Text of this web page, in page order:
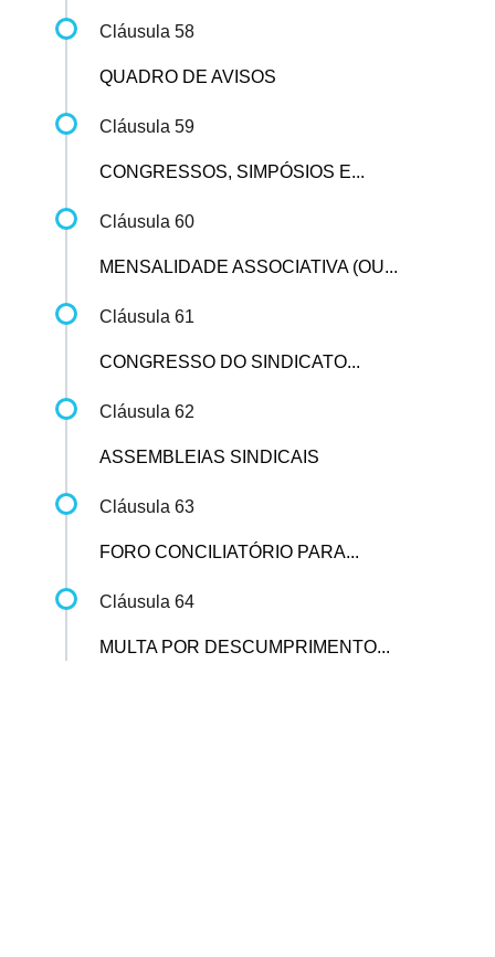
Cláusula 58
QUADRO DE AVISOS
Cláusula 59
CONGRESSOS, SIMPÓSIOS E...
Cláusula 60
MENSALIDADE ASSOCIATIVA (OU...
Cláusula 61
CONGRESSO DO SINDICATO...
Cláusula 62
ASSEMBLEIAS SINDICAIS
Cláusula 63
FORO CONCILIATÓRIO PARA...
Cláusula 64
MULTA POR DESCUMPRIMENTO...